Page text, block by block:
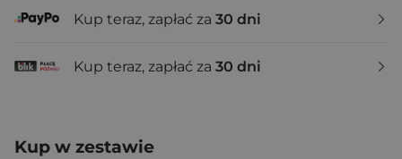
Kup teraz, zapłać za 30 dni
Kup teraz, zapłać za 30 dni
Kup w zestawie